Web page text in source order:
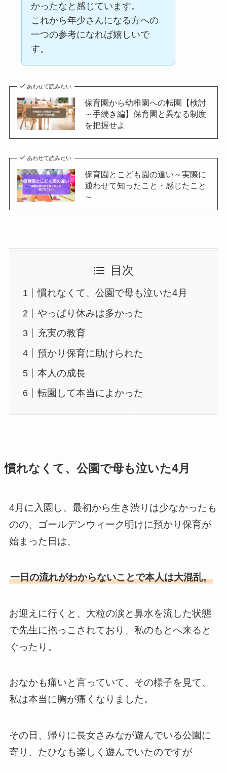
かったなと感じています。
これから年少さんになる方への
一つの参考になれば嬉しいで
す。
あわせて読みたい
保育園から幼稚園への転園【検討
～手続き編】保育園と異なる制度
を把握せよ
あわせて読みたい
保育園とこども園の違い～実際に
通わせて知ったこと・感じたこと
～
目次
慣れなくて、公園で母も泣いた4月
やっぱり休みは多かった
充実の教育
預かり保育に助けられた
本人の成長
転園して本当によかった
慣れなくて、公園で母も泣いた4月
4月に入園し、最初から生き渋りは少なかったも
のの、ゴールデンウィーク明けに預かり保育が
始まった日は、
一日の流れがわからないことで本人は大混乱。
お迎えに行くと、大粒の涙と鼻水を流した状態
で先生に抱っこされており、私のもとへ来ると
ぐったり。
おなかも痛いと言っていて、その様子を見て、
私は本当に胸が痛くなりました。
その日、帰りに長女さみなが遊んでいる公園に
寄り、たひなも楽しく遊んでいたのですが